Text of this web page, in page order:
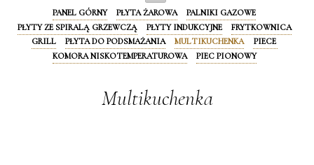
PANEL GÓRNY PŁYTA ŻAROWA
PALNIKI GAZOWE
PŁYTY ZE SPIRALĄ GRZEWCZĄ
PŁYTY INDUKCYJNE
FRYTKOWNICA
GRILL
PŁYTA DO PODSMAŻANIA MULTIKUCHENKA
PIECE
KOMORA NISKOTEMPERATUROWA
PIEC PIONOWY
Multikuchenka